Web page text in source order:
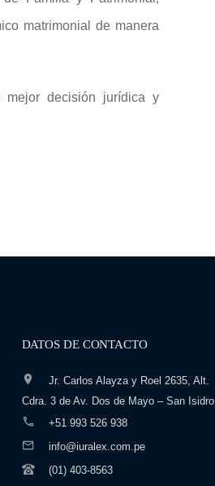
matrimonial de manera
mejor decisión jurídica y
DATOS DE CONTACTO
Jr. Carlos Alayza y Roel 2635, Alt.
Cdra. 3 de Av. Dos de Mayo – San Isidro
+51 993 526 938
info@iuralex.com.pe
(01) 403-8563